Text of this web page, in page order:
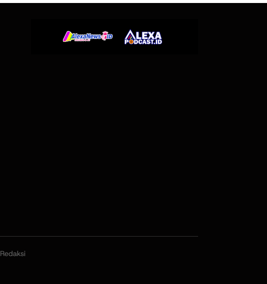
Redaksi